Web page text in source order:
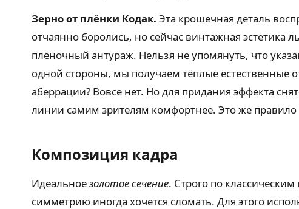
Зерно от плёнки Кодак. Эта крошечная деталь
отчаянно боролись, но сейчас винтажная эстетика
плёночный антураж. Нельзя не упомянуть, что
одной стороны, мы получаем тёплые естественные
аберрации? Вовсе нет. Но для придания эффекта
линии самим зрителям комфортнее. Это же правило
Композиция кадра
Идеальноезолотое сечение. Строго по
симметрию иногда хочется сломать. Для этого